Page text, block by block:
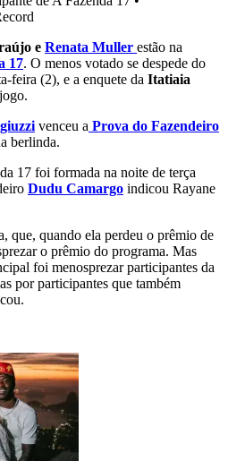
e Renata Muller estão na
17. O menos votado se despede do
feira (2), e a enquete da Itatiaia
venceu a Prova do Fazendeiro
berlinda.
17 foi formada na noite de terça
Dudu Camargo indicou Rayane
que, quando ela perdeu o prêmio de
o prêmio do programa. Mas
foi menosprezar participantes da
por participantes que também